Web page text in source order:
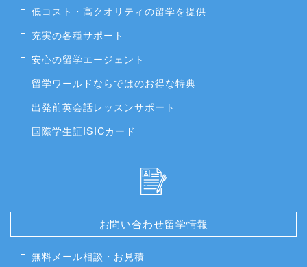
低コスト・高クオリティの留学を提供
充実の各種サポート
安心の留学エージェント
留学ワールドならではのお得な特典
出発前英会話レッスンサポート
国際学生証ISICカード
お問い合わせ留学情報
無料メール相談・お見積